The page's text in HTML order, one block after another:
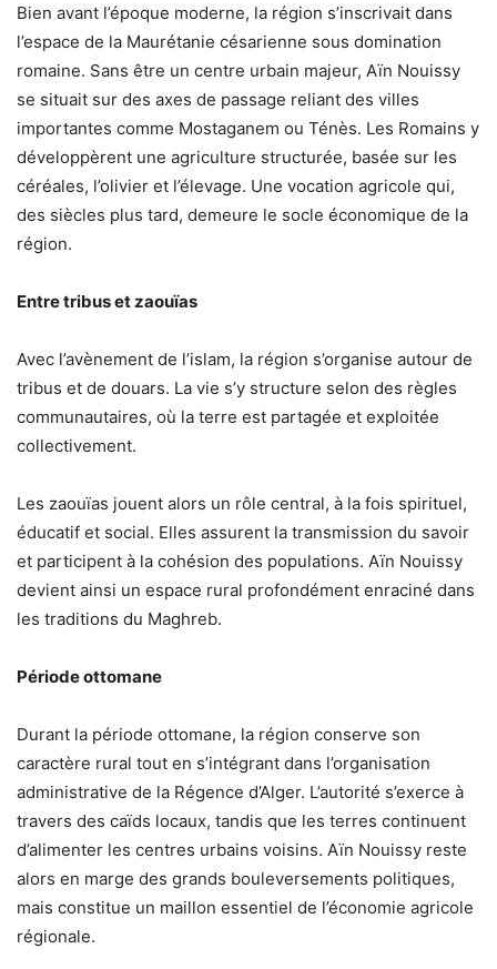
Bien avant l’époque moderne, la région s’inscrivait dans
l’espace de la Maurétanie césarienne sous domination
romaine. Sans être un centre urbain majeur, Aïn Nouissy
se situait sur des axes de passage reliant des villes
importantes comme Mostaganem ou Ténès. Les Romains y
développèrent une agriculture structurée, basée sur les
céréales, l’olivier et l’élevage. Une vocation agricole qui,
des siècles plus tard, demeure le socle économique de la
région.
Entre tribus et zaouïas
Avec l’avènement de l’islam, la région s’organise autour de
tribus et de douars. La vie s’y structure selon des règles
communautaires, où la terre est partagée et exploitée
collectivement.
Les zaouïas jouent alors un rôle central, à la fois spirituel,
éducatif et social. Elles assurent la transmission du savoir
et participent à la cohésion des populations. Aïn Nouissy
devient ainsi un espace rural profondément enraciné dans
les traditions du Maghreb.
Période ottomane
Durant la période ottomane, la région conserve son
caractère rural tout en s’intégrant dans l’organisation
administrative de la Régence d’Alger. L’autorité s’exerce à
travers des caïds locaux, tandis que les terres continuent
d’alimenter les centres urbains voisins. Aïn Nouissy reste
alors en marge des grands bouleversements politiques,
mais constitue un maillon essentiel de l’économie agricole
régionale.